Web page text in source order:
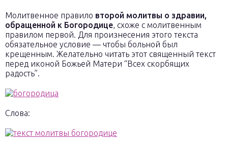
Молитвенное правило второй молитвы о здравии,
обращенной к Богородице, схоже с молитвенным
правилом первой. Для произнесения этого текста
обязательное условие — чтобы больной был
крещенным. Желательно читать этот священный текст
перед иконой Божьей Матери “Всех скорбящих
радость”.
Слова: